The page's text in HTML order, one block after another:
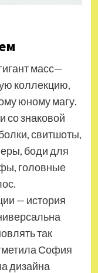
масс—
коллекцию,
юному магу.
со знаковой
свитшоты,
боди для
головные
— история
так
София
дизайна